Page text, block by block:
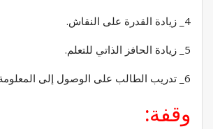
4_ زيادة القدرة على النقاش.
5_ زيادة الحافز الذاتي للتعلم.
6_ تدريب الطالب على الوصول إلى المعلومة بنفسه.
وقفة: